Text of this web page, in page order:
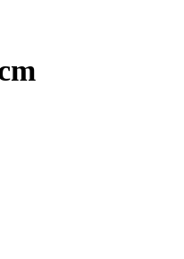
maar één stuk.